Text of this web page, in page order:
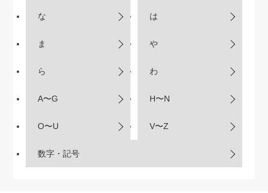
な は
ま や
ら わ
A〜G H〜N
O〜U V〜Z
数字・記号